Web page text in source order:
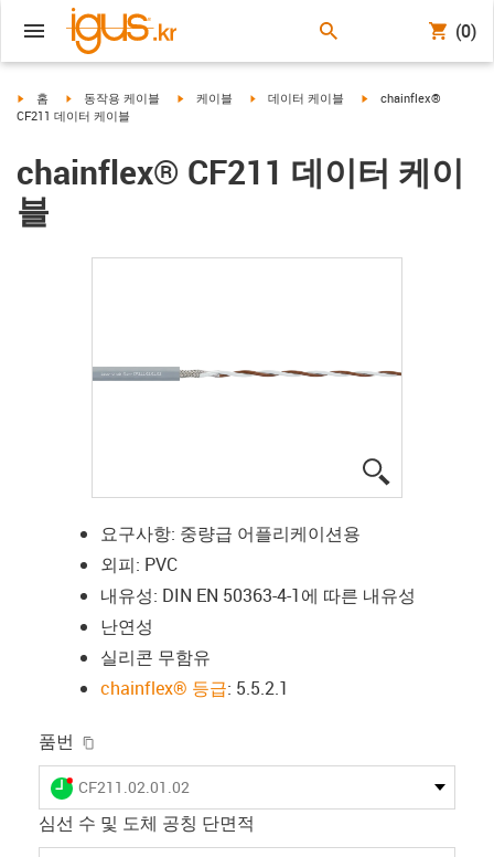
(0)
igus-icon-arrow-right
홈 igus-icon-arrow-right
동작용 케이블 igus-icon-arrow-right
케이블 igus-icon-arrow-right
데이터 케이블 igus-icon-arrow-right
chainflex®
CF211 데이터 케이블
chainflex® CF211 데이터 케이
블
요구사항: 중량급 어플리케이션용
외피: PVC
내유성: DIN EN 50363-4-1에 따른 내유성
난연성
실리콘 무함유
chainflex® 등급: 5.5.2.1
품번
igus-icon-lieferzeit-dot
CF211.02.01.02
심선 수 및 도체 공칭 단면적